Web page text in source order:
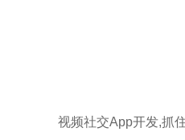
视频社交App开发,抓